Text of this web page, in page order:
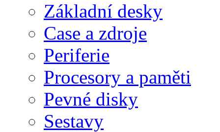
Základní desky
Case a zdroje
Periferie
Procesory a paměti
Pevné disky
Sestavy